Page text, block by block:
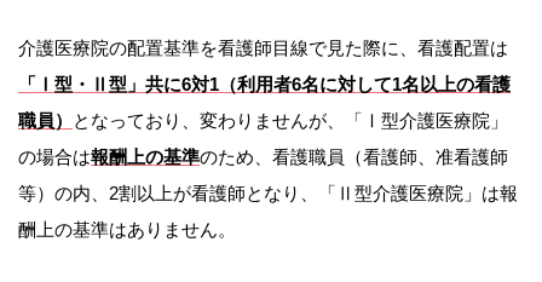
介護医療院の配置基準を看護師目線で見た際に、看護配置は
「Ⅰ型・Ⅱ型」共に6対1（利用者6名に対して1名以上の看護
職員）
となっており、変わりませんが、「Ⅰ型介護医療院」
の場合は報酬上の基準のため、看護職員（看護師、准看護師
等）の内、2割以上が看護師となり、「Ⅱ型介護医療院」は報
酬上の基準はありません。